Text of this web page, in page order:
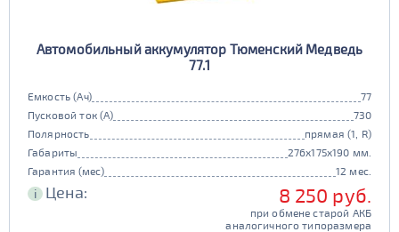
Автомобильный аккумулятор Тюменский Медведь
77.1
Емкость (Ач)
77
Пусковой ток (А)
730
Полярность
прямая (1, R)
Габариты
276x175x190 мм.
Гарантия (мес)
12 мес.
i Цена: 8 250 руб.
при обмене старой АКБ
аналогичного типоразмера